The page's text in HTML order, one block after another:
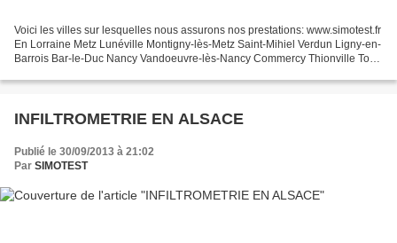
Voici les villes sur lesquelles nous assurons nos prestations: www.simotest.fr
En Lorraine Metz Lunéville Montigny-lès-Metz Saint-Mihiel Verdun Ligny-en-
Barrois Bar-le-Duc Nancy Vandoeuvre-lès-Nancy Commercy Thionville Toul
INFILTROMETRIE EN ALSACE
Publié le 30/09/2013 à 21:02
Par SIMOTEST